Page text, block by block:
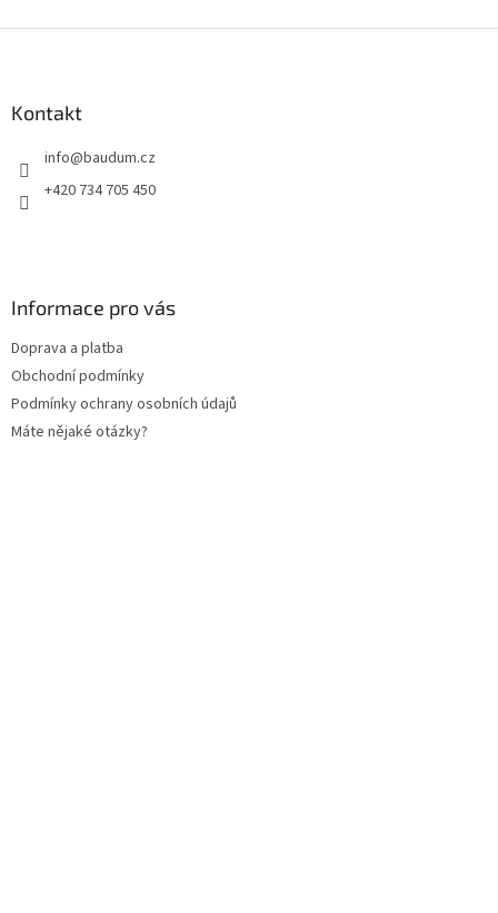
Kontakt
info@baudum.cz
+420 734 705 450
Informace pro vás
Doprava a platba
Obchodní podmínky
Podmínky ochrany osobních údajů
Máte nějaké otázky?